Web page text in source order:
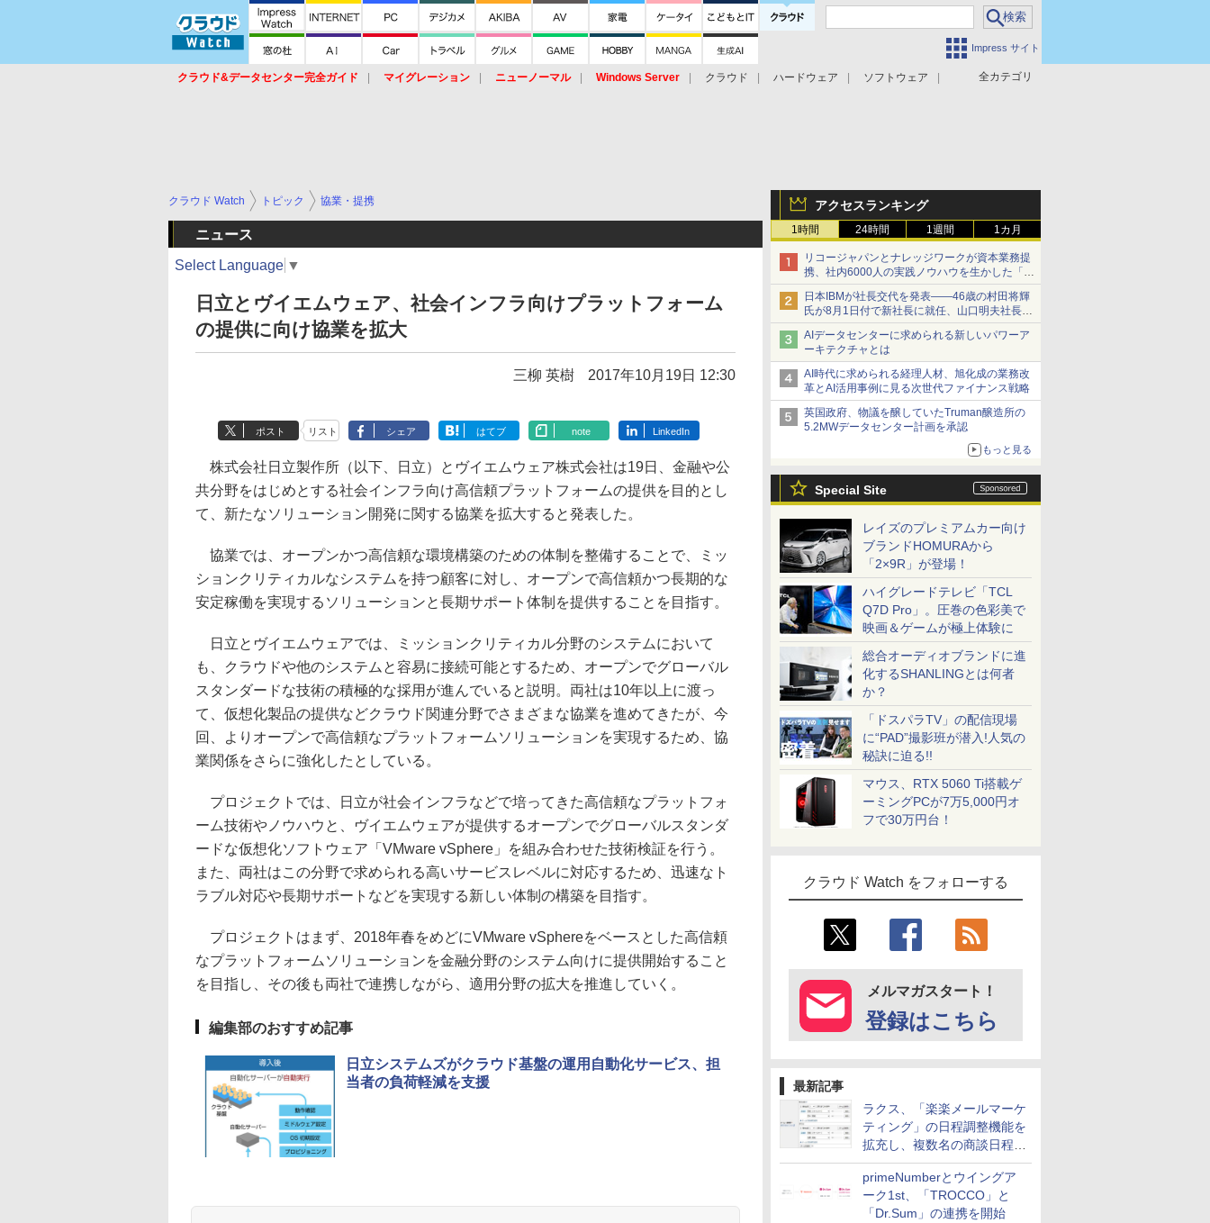
Impress サイト
全カテゴリ
クラウド&データセンター完全ガイド マイグレーション ニューノーマル Windows Server クラウド ハードウェア
ソフトウェア
アクセスランキング
1時間 24時間 1週間 1カ月
リコージャパンとナレッジワークが資本業務提
携、社内6000人の実践ノウハウを生かした「AI
商談記録 for RICOH」を展開へ
日本IBMが社長交代を発表――46歳の村田将輝
氏が8月1日付で新社長に就任、山口明夫社長は
会長へ
AIデータセンターに求められる新しいパワーア
ーキテクチャとは
AI時代に求められる経理人材、旭化成の業務改
革とAI活用事例に見る次世代ファイナンス戦略
英国政府、物議を醸していたTruman醸造所の
5.2MWデータセンター計画を承認
もっと見る
Special Site
レイズのプレミアムカー向け
ブランドHOMURAから
「2×9R」が登場！
ハイグレードテレビ「TCL
Q7D Pro」。圧巻の色彩美で
映画＆ゲームが極上体験に
総合オーディオブランドに進
化するSHANLINGとは何者
か？
「ドスパラTV」の配信現場
に“PAD”撮影班が潜入!人気の
秘訣に迫る!!
マウス、RTX 5060 Ti搭載ゲ
ーミングPCが7万5,000円オ
フで30万円台！
クラウド Watch をフォローする
メルマガスタート！
登録はこちら
最新記事
ラクス、「楽楽メールマーケ
ティング」の日程調整機能を
拡充し、複数名の商談日程調
整を効率化
primeNumberとウイングア
ーク1st、「TROCCO」と
「Dr.Sum」の連携を開始
クラウド Watch トピック 協業・提携
ニュース
Select Language ▼
日立とヴイエムウェア、社会インフラ向けプラットフォーム
の提供に向け協業を拡大
三柳 英樹 2017年10月19日 12:30
ポスト リスト シェア はてブ note LinkedIn
株式会社日立製作所（以下、日立）とヴイエムウェア株式会社は19日、金融や公
共分野をはじめとする社会インフラ向け高信頼プラットフォームの提供を目的とし
て、新たなソリューション開発に関する協業を拡大すると発表した。
協業では、オープンかつ高信頼な環境構築のための体制を整備することで、ミッ
ションクリティカルなシステムを持つ顧客に対し、オープンで高信頼かつ長期的な
安定稼働を実現するソリューションと長期サポート体制を提供することを目指す。
日立とヴイエムウェアでは、ミッションクリティカル分野のシステムにおいて
も、クラウドや他のシステムと容易に接続可能とするため、オープンでグローバル
スタンダードな技術の積極的な採用が進んでいると説明。両社は10年以上に渡っ
て、仮想化製品の提供などクラウド関連分野でさまざまな協業を進めてきたが、今
回、よりオープンで高信頼なプラットフォームソリューションを実現するため、協
業関係をさらに強化したとしている。
プロジェクトでは、日立が社会インフラなどで培ってきた高信頼なプラットフォ
ーム技術やノウハウと、ヴイエムウェアが提供するオープンでグローバルスタンダ
ードな仮想化ソフトウェア「VMware vSphere」を組み合わせた技術検証を行う。
また、両社はこの分野で求められる高いサービスレベルに対応するため、迅速なト
ラブル対応や長期サポートなどを実現する新しい体制の構築を目指す。
プロジェクトはまず、2018年春をめどにVMware vSphereをベースとした高信頼
なプラットフォームソリューションを金融分野のシステム向けに提供開始すること
を目指し、その後も両社で連携しながら、適用分野の拡大を推進していく。
編集部のおすすめ記事
日立システムズがクラウド基盤の運用自動化サービス、担
当者の負荷軽減を支援